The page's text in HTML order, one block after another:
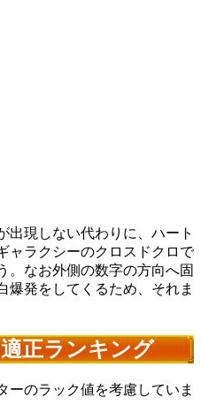
出現しない代わりに、ハート
ャラクシーのクロスドクロで
。なお外側の数字の方向へ固
爆発をしてくるため、それま
正ランキング
ーのラック値を考慮していま